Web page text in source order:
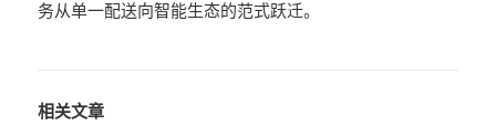
务从单一配送向智能生态的范式跃迁。
相关文章